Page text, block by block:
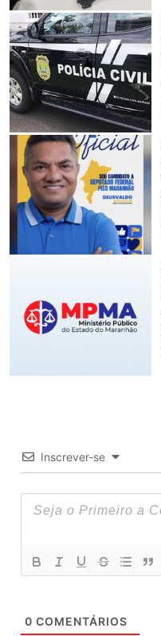
Inscrever-se
0 COMENTÁRIOS